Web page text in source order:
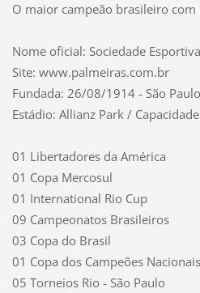
O maior campeão brasileiro
Nome oficial: Sociedade
Site: www.palmeiras.com.br
Fundada: 26/08/1914 - São
Estádio: Allianz Park /
01 Libertadores da América
01 Copa Mercosul
01 International Rio Cup
09 Campeonatos Brasileiros
03 Copa do Brasil
01 Copa dos Campeões Nacionais
05 Torneios Rio - São Paulo